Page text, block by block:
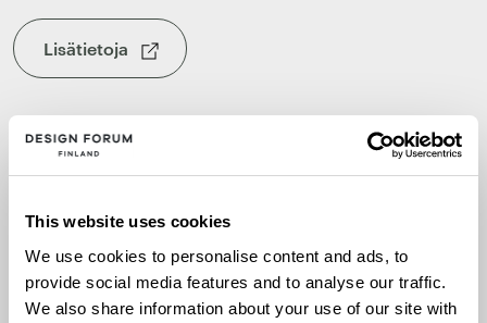
This website uses cookies
We use cookies to personalise content and ads, to
provide social media features and to analyse our traffic.
We also share information about your use of our site with
Lisätietoja
Säynätsalon kunnantalon Tahiti-galleriassa
nähdään kesällä 2026 jyväskyläläislähtöisen
koteihin ilman jätettä – We bring nature home
joka tarkastelee muotoilun mahdollisuuksia
osana kestävämpää tulevaisuutta.